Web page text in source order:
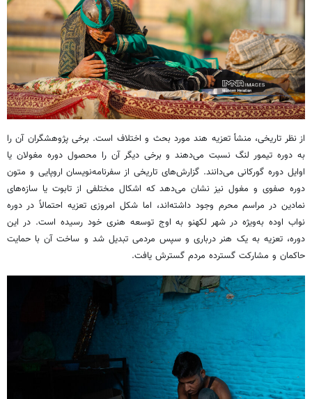
از نظر تاریخی، منشأ تعزیه هند مورد بحث و اختلاف است. برخی پژوهشگران آن را
به دوره تیمور لنگ نسبت می‌دهند و برخی دیگر آن را محصول دوره مغولان یا
اوایل دوره گورکانی می‌دانند. گزارش‌های تاریخی از سفرنامه‌نویسان اروپایی و متون
دوره صفوی و مغول نیز نشان می‌دهد که اشکال مختلفی از تابوت یا سازه‌های
نمادین در مراسم محرم وجود داشته‌اند، اما شکل امروزی تعزیه احتمالاً در دوره
نواب اوده به‌ویژه در شهر لکهنو به اوج توسعه هنری خود رسیده است. در این
دوره، تعزیه به یک هنر درباری و سپس مردمی تبدیل شد و ساخت آن با حمایت
حاکمان و مشارکت گسترده مردم گسترش یافت.